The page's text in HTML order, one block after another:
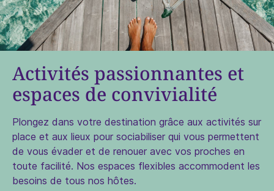
Activités passionnantes et
espaces de convivialité
Plongez dans votre destination grâce aux activités sur
place et aux lieux pour sociabiliser qui vous permettent
de vous évader et de renouer avec vos proches en
toute facilité. Nos espaces flexibles accommodent les
besoins de tous nos hôtes.